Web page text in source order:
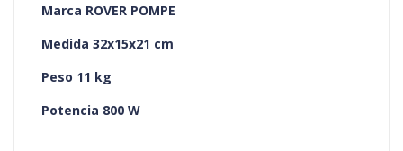
Marca ROVER POMPE
Medida 32x15x21 cm
Peso 11 kg
Potencia 800 W